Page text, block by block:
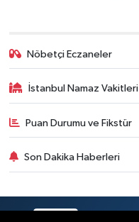
Nöbetçi Eczaneler
İstanbul Namaz Vakitleri
Puan Durumu ve Fikstür
Son Dakika Haberleri